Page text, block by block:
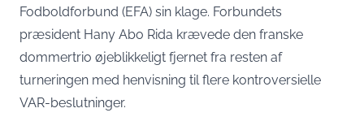
Fodboldforbund (EFA) sin klage. Forbundets
præsident Hany Abo Rida krævede den franske
dommertrio øjeblikkeligt fjernet fra resten af
turneringen med henvisning til flere kontroversielle
VAR-beslutninger.